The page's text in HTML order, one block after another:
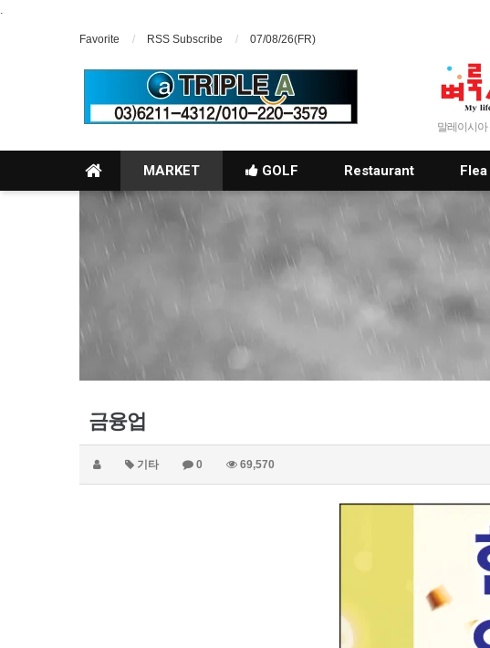
.
Favorite RSS Subscribe 07/08/26(FR)
말레이시
MARKET GOLF Restaurant
금융업
기타 0 69,570